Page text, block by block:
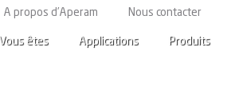
A propos d’Aperam Nous contacter
Vous êtes Applications Produits